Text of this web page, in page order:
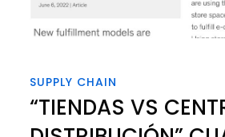
SUPPLY CHAIN
“TIENDAS VS